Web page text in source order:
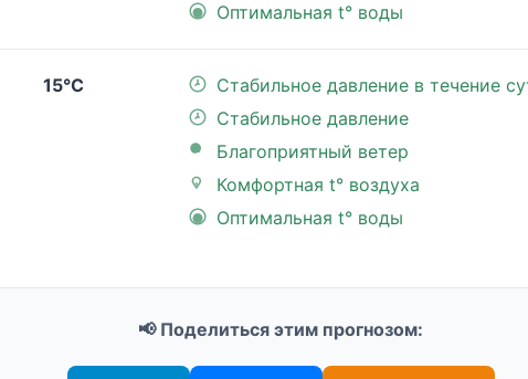
Оптимальная t° воды
15°C
Стабильное давление в течение
Стабильное давление
Благоприятный ветер
Комфортная t° воздуха
Оптимальная t° воды
📢 Поделиться этим прогнозом: